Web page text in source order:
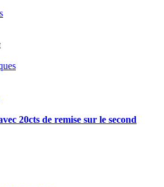
20cts de remise sur le second